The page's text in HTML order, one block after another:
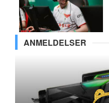
ANMELDELSER